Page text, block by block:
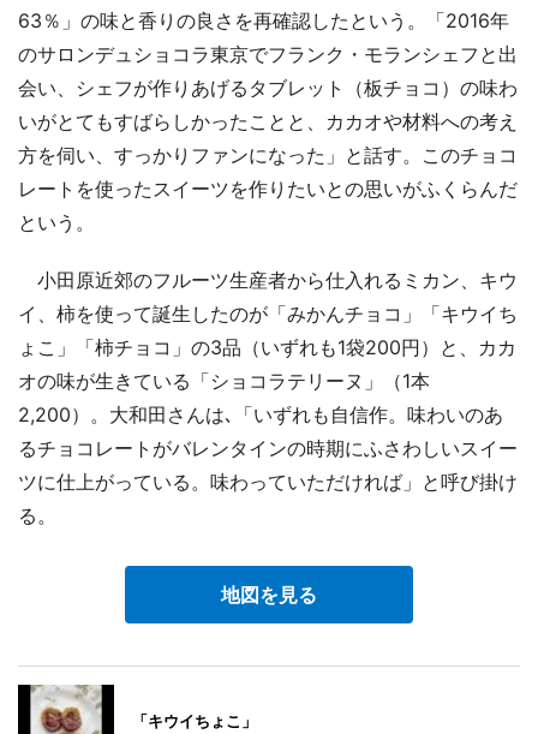
63％」の味と香りの良さを再確認したという。「2016年
のサロンデュショコラ東京でフランク・モランシェフと出
会い、シェフが作りあげるタブレット（板チョコ）の味わ
いがとてもすばらしかったことと、カカオや材料への考え
方を伺い、すっかりファンになった」と話す。このチョコ
レートを使ったスイーツを作りたいとの思いがふくらんだ
という。
小田原近郊のフルーツ生産者から仕入れるミカン、キウ
イ、柿を使って誕生したのが「みかんチョコ」「キウイち
ょこ」「柿チョコ」の3品（いずれも1袋200円）と、カカ
オの味が生きている「ショコラテリーヌ」（1本
2,200）。大和田さんは､「いずれも自信作。味わいのあ
るチョコレートがバレンタインの時期にふさわしいスイー
ツに仕上がっている。味わっていただければ」と呼び掛け
る。
地図を見る
「キウイちょこ」